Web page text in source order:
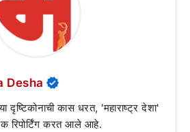
Desha
दृष्टिकोनाची कास धरत, 'महाराष्ट्र देशा'
रिपोर्टिंग करत आले आहे.